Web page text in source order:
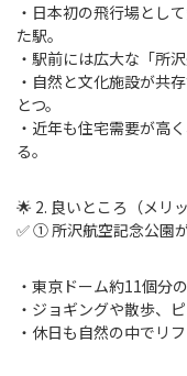
・日本初の飛行場とし
た駅。
・駅前には広大な「所
・自然と文化施設が共
とつ。
・近年も住宅需要が高
る。
🌟 2. 良いところ（メリッ
✅ ① 所沢航空記念公園
・東京ドーム約11個分
・ジョギングや散歩、
・休日も自然の中でリ